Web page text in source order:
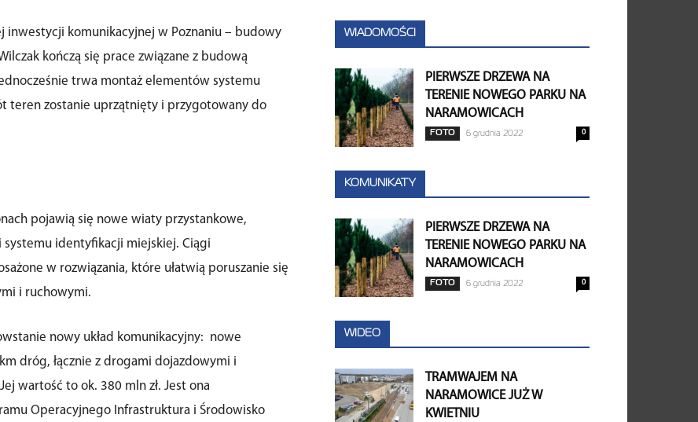
inwestycji komunikacyjnej w Poznaniu – budowy
kończą się prace związane z budową
trwa montaż elementów systemu
teren zostanie uprzątnięty i przygotowany do
pojawią się nowe wiaty przystankowe,
systemu identyfikacji miejskiej. Ciągi
w rozwiązania, które ułatwią poruszanie się
i ruchowymi.
nowy układ komunikacyjny: nowe
dróg, łącznie z drogami dojazdowymi i
wartość to ok. 380 mln zł. Jest ona
Operacyjnego Infrastruktura i Środowisko
WIADOMOŚCI
PIERWSZE DRZEWA NA
TERENIE NOWEGO PARKU NA
NARAMOWICACH
FOTO 6 grudnia 2022 0
KOMUNIKATY
PIERWSZE DRZEWA NA
TERENIE NOWEGO PARKU NA
NARAMOWICACH
FOTO 6 grudnia 2022 0
WIDEO
TRAMWAJEM NA
NARAMOWICE JUŻ W
KWIETNIU